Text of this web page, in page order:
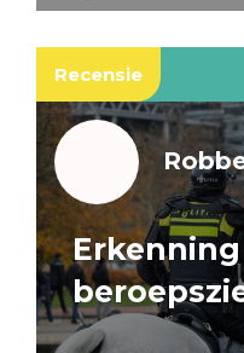
Recensie
Erkenning